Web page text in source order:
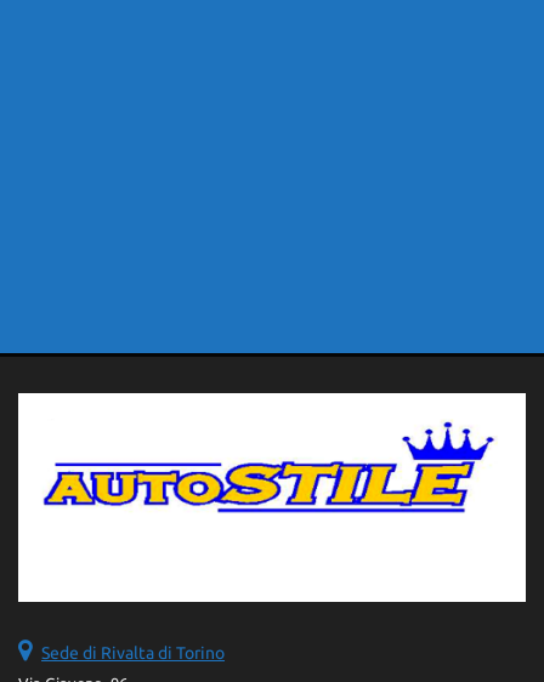
Sede di Rivalta di Torino